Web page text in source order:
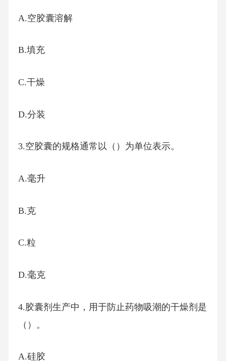
A.空胶囊溶解
B.填充
C.干燥
D.分装
3.空胶囊的规格通常以（）为单位表示。
A.毫升
B.克
C.粒
D.毫克
4.胶囊剂生产中，用于防止药物吸潮的干燥剂是
（）。
A.硅胶